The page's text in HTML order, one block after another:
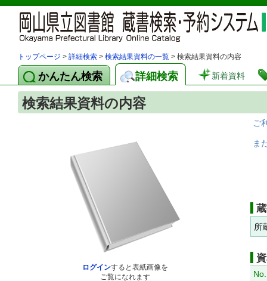
トップページ > 詳細検索 > 検索結果資料の一覧 > 検索結果資料の内容
かんたん検索 詳細検索 新着資料
検索結果資料の内容
ログインすると表紙画像を
ご覧になれます
ご
ま
所
No.